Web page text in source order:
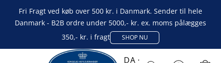
Fri Fragt ved køb over 500 kr. i Danmark. Sender til hele
Danmark - B2B ordre under 5000,- kr. ex. moms pålægges
350,- kr. i fragt
SHOP NU
DA